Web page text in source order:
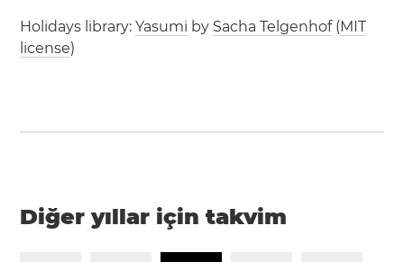
Holidays library:Yasumi by Sacha Telgenhof(MIT
license)
Diğer yıllar için takvim